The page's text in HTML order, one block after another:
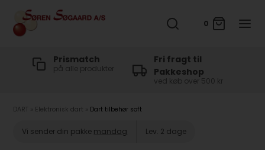
0
Prismatch
på alle produkter
Fri fragt til
Pakkeshop
ved køb over 500 kr
DART Elektronisk dart Dart tilbehør soft
Vi sender din pakke mandag Lev. 2 dage